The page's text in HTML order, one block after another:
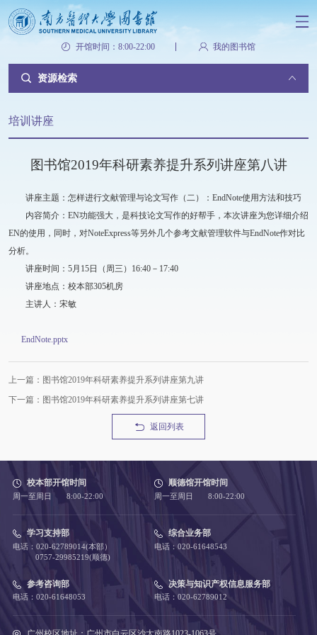
开馆时间：8:00-22:00 我的图书馆
资源检索
培训讲座
图书馆2019年科研素养提升系列讲座第八讲
讲座主题：怎样进行文献管理与论文写作（二）：EndNote使用方法和技巧
内容简介：EN功能强大，是科技论文写作的好帮手，本次讲座为您详细介绍
EN的使用，同时，对NoteExpress等另外几个参考文献管理软件与EndNote作对比
分析。
讲座时间：5月15日（周三）16:40－17:40
讲座地点：校本部305机房
主讲人：宋敏
EndNote.pptx
上一篇：图书馆2019年科研素养提升系列讲座第九讲
下一篇：图书馆2019年科研素养提升系列讲座第七讲
返回列表
校本部开馆时间
周一至周日 8:00-22:00
顺德馆开馆时间
周一至周日 8:00-22:00
学习支持部
电话：020-62789014(本部）
0757-29985219(顺德)
综合业务部
电话：020-61648543
参考咨询部
电话：020-61648053
决策与知识产权信息服务部
电话：020-62789012